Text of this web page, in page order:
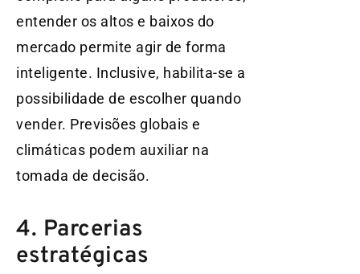
entender os altos e baixos do
mercado permite agir de forma
inteligente. Inclusive, habilita-se a
possibilidade de escolher quando
vender. Previsões globais e
climáticas podem auxiliar na
tomada de decisão.
4. Parcerias
estratégicas